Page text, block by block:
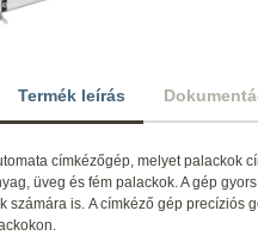
Termék leírás
címkézőgép, melyet palackok
üveg és fém palackok. A gép
számára is. A címkéző gép precíziós